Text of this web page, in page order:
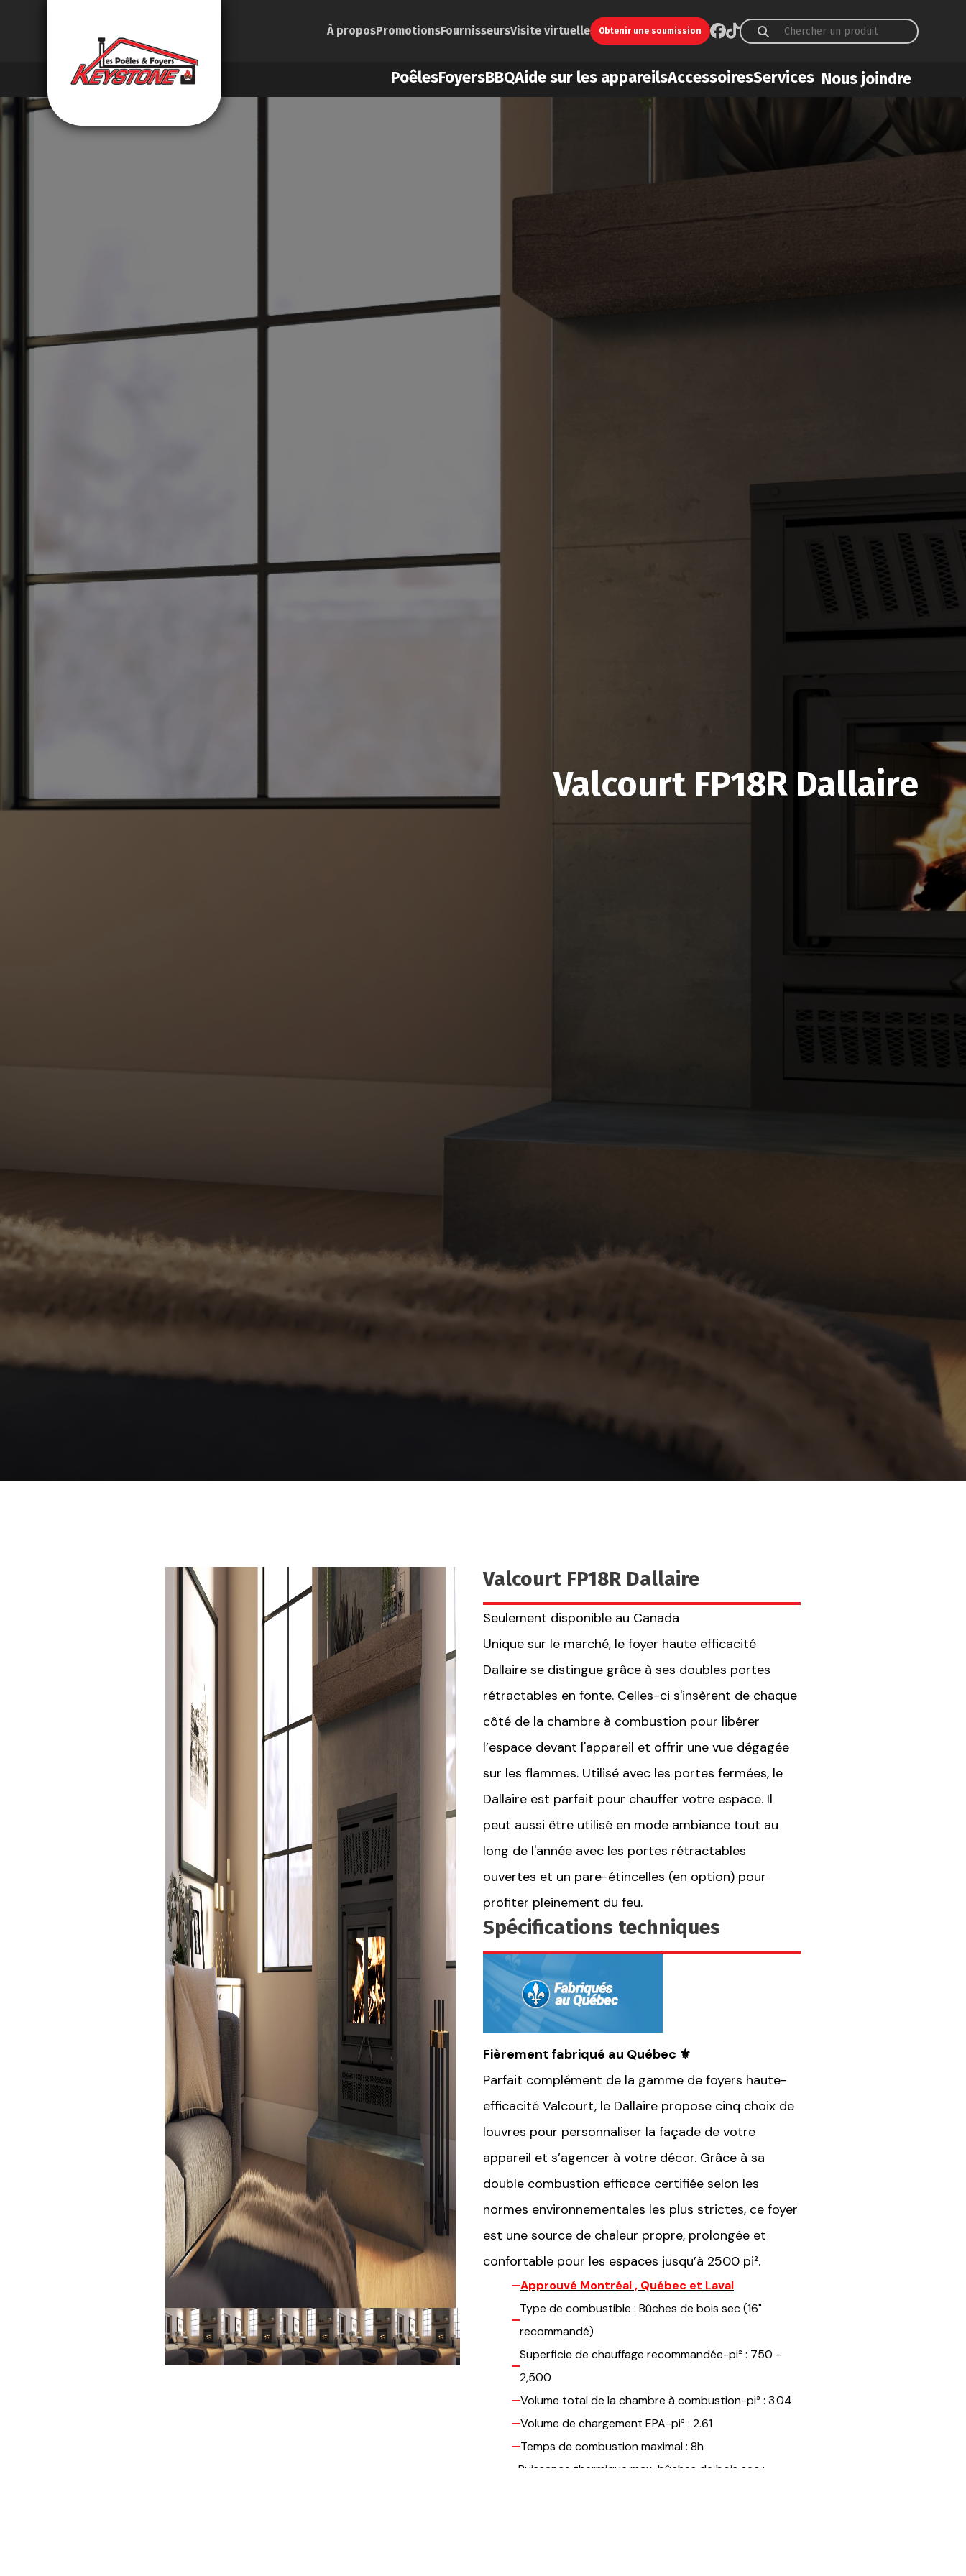
À proposPromotionsFournisseursVisite virtuelle Obtenir une soumission
PoêlesFoyersBBQAide sur les appareilsAccessoiresServices Nous joindre
Valcourt FP18R Dallaire
Valcourt FP18R Dallaire
Seulement disponible au Canada
Unique sur le marché, le foyer haute efficacité
Dallaire se distingue grâce à ses doubles portes
rétractables en fonte. Celles-ci s'insèrent de chaque
côté de la chambre à combustion pour libérer
l’espace devant l'appareil et offrir une vue dégagée
sur les flammes. Utilisé avec les portes fermées, le
Dallaire est parfait pour chauffer votre espace. Il
peut aussi être utilisé en mode ambiance tout au
long de l'année avec les portes rétractables
ouvertes et un pare-étincelles (en option) pour
profiter pleinement du feu.
Spécifications techniques
Fièrement fabriqué au Québec ⚜️
Parfait complément de la gamme de foyers haute-
efficacité Valcourt, le Dallaire propose cinq choix de
louvres pour personnaliser la façade de votre
appareil et s’agencer à votre décor. Grâce à sa
double combustion efficace certifiée selon les
normes environnementales les plus strictes, ce foyer
est une source de chaleur propre, prolongée et
confortable pour les espaces jusqu’à 2500 pi².
Approuvé Montréal , Québec et Laval
Type de combustible : Bûches de bois sec (16"
recommandé)
Superficie de chauffage recommandée-pi² : 750 -
2,500
Volume total de la chambre à combustion-pi³ : 3.04
Volume de chargement EPA-pi³ : 2.61
Temps de combustion maximal : 8h
Puissance thermique max-bûches de bois sec :